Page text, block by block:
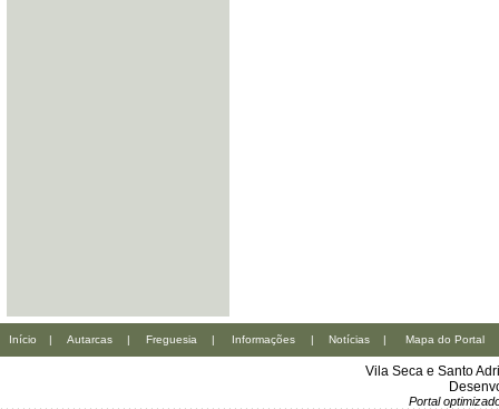
Início | Autarcas | Freguesia | Informações | Notícias | Mapa do Portal
Vila Seca e Santo
Portal